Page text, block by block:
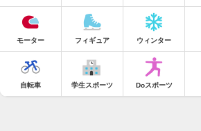
モーター フィギュア ウィンター
自転車 学生スポーツ Doスポーツ